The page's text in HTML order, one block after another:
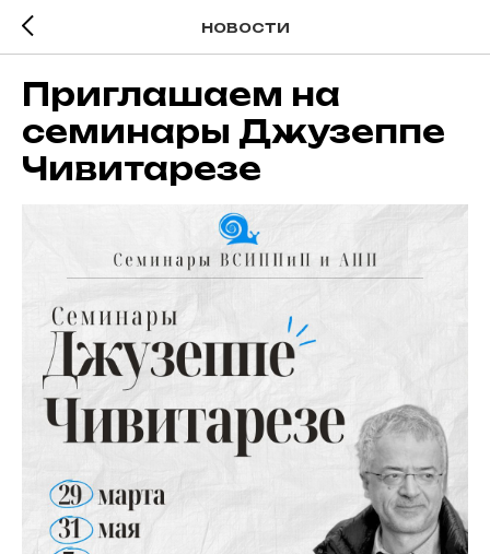
НОВОСТИ
Приглашаем на
семинары Джузеппе
Чивитарезе